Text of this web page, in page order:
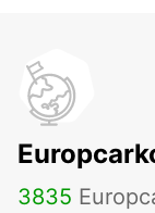
3835